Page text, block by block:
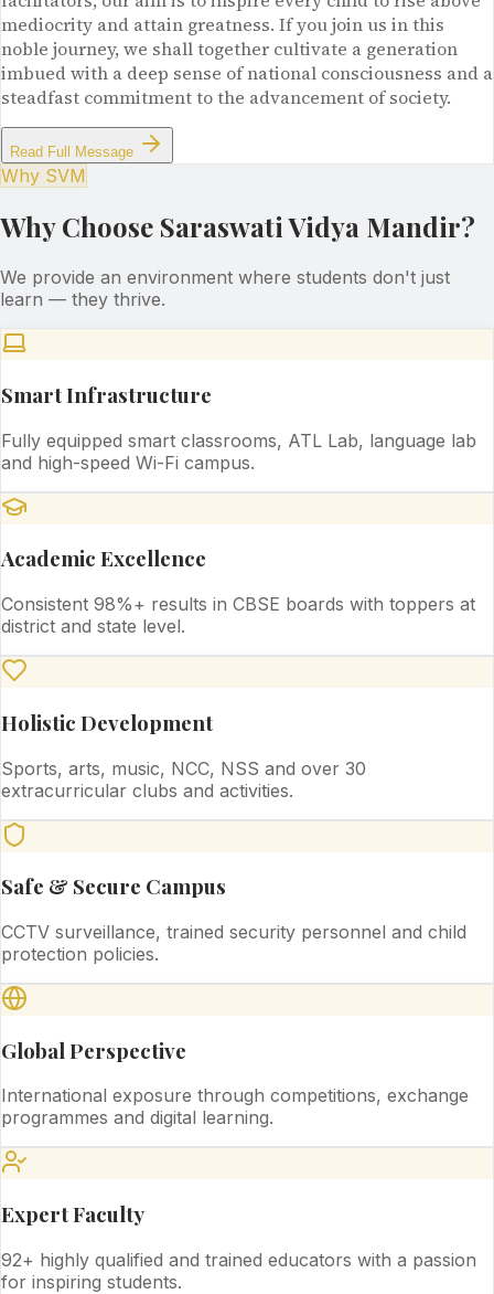
mediocrity and attain greatness. If you join us in this
noble journey, we shall together cultivate a generation
imbued with a deep sense of national consciousness and a
steadfast commitment to the advancement of society.
Read Full Message
Why SVM
Why Choose Saraswati Vidya Mandir?
We provide an environment where students don't just
learn — they thrive.
Smart Infrastructure
Fully equipped smart classrooms, ATL Lab, language lab
and high-speed Wi-Fi campus.
Academic Excellence
Consistent 98%+ results in CBSE boards with toppers at
district and state level.
Holistic Development
Sports, arts, music, NCC, NSS and over 30
extracurricular clubs and activities.
Safe & Secure Campus
CCTV surveillance, trained security personnel and child
protection policies.
Global Perspective
International exposure through competitions, exchange
programmes and digital learning.
Expert Faculty
92+ highly qualified and trained educators with a passion
for inspiring students.